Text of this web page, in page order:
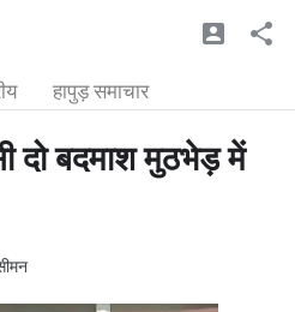
हापुड़ समाचार
दो बदमाश मुठभेड़ में